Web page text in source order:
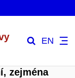
EN
zejména